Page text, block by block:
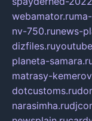
webamator.ru
nv-750.runews-
dizfiles.ru
planeta-
matrasy-
dotcustoms.ru
narasimha.ru